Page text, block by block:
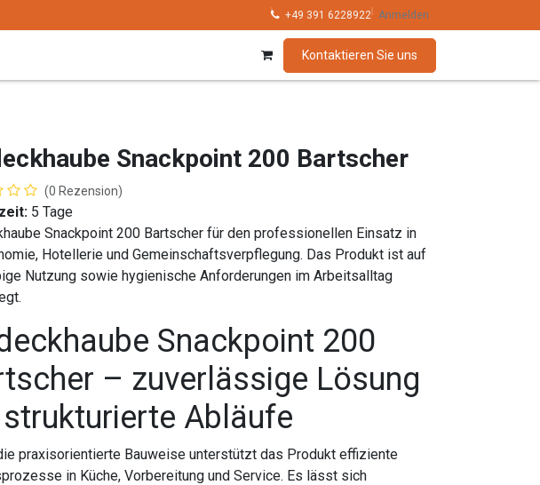
Kollektionen Marken
+49 391 6228922 Anmelden
Kontaktieren Sie uns
Snackpoint 200 Bartscher
(0 Rezension)
5 Tage
Snackpoint 200 Bartscher für den professionellen Einsatz in
Hotellerie und Gemeinschaftsverpflegung. Das Produkt ist auf
Nutzung sowie hygienische Anforderungen im Arbeitsalltag
Snackpoint 200
– zuverlässige Lösung
Abläufe
praxisorientierte Bauweise unterstützt das Produkt effiziente
in Küche, Vorbereitung und Service. Es lässt sich